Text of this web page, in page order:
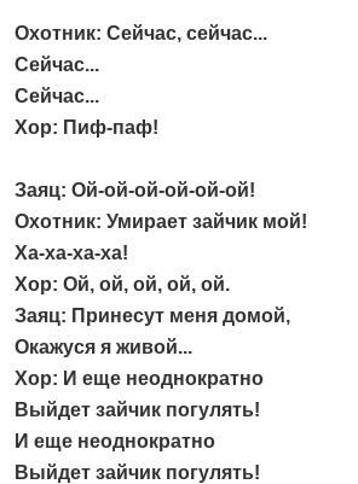
Охотник: Сейчас, сейчас...
Сейчас...
Сейчас...
Хор: Пиф-паф!
Заяц: Ой-ой-ой-ой-ой-ой!
Охотник: Умирает зайчик мой!
Ха-ха-ха-ха!
Хор: Ой, ой, ой, ой, ой.
Заяц: Принесут меня домой,
Окажуся я живой...
Хор: И еще неоднократно
Выйдет зайчик погулять!
И еще неоднократно
Выйдет зайчик погулять!